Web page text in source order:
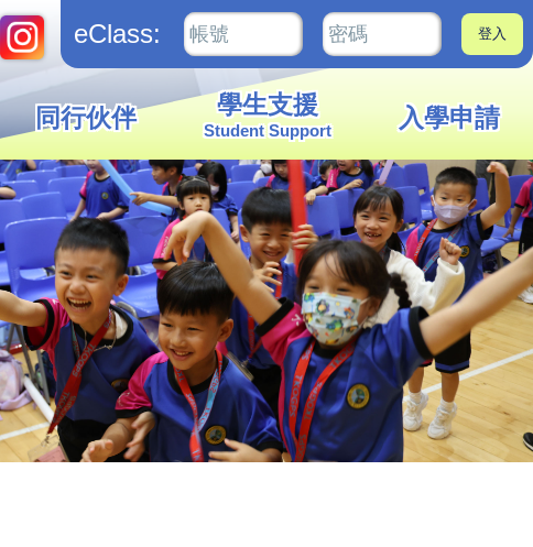
eClass:
同行伙伴 學生支援
Student Support 入學申請